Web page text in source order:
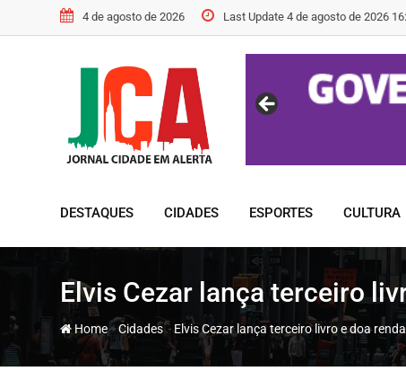
to
4 de agosto de 2026 Last Update 4 de agosto de 2026
DESTAQUES CIDADES ESPORTES CULTURA
Elvis Cezar lança terceiro
Home-Cidades-Elvis Cezar lança terceiro livro e doa